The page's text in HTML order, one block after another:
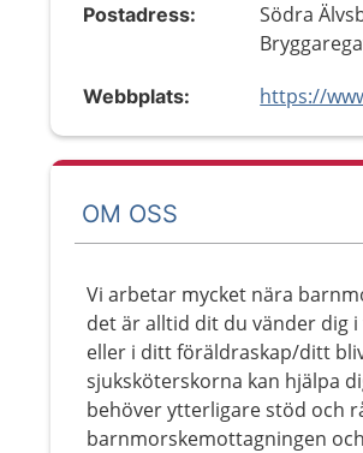
Postadress:
Södra
Webbplats:
OM OSS
Vi arbetar mycket nära
det är alltid dit du vänder dig
eller i ditt föräldraskap/ditt
sjuksköterskorna kan hjälpa
behöver ytterligare stöd och
barnmorskemottagningen